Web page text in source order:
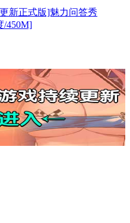
新正式版]魅力问答秀
/450M]